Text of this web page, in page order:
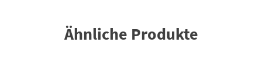
Ähnliche Produkte